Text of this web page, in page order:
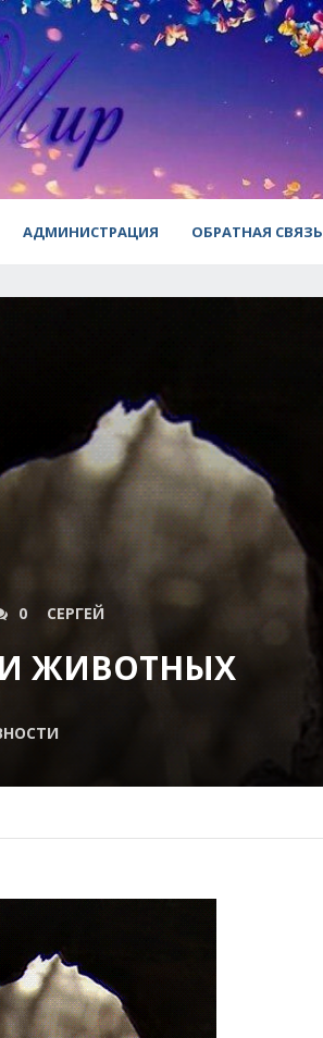
АДМИНИСТРАЦИЯ ОБРАТНАЯ СВЯЗЬ
0 СЕРГЕЙ
ЖИВОТНЫХ